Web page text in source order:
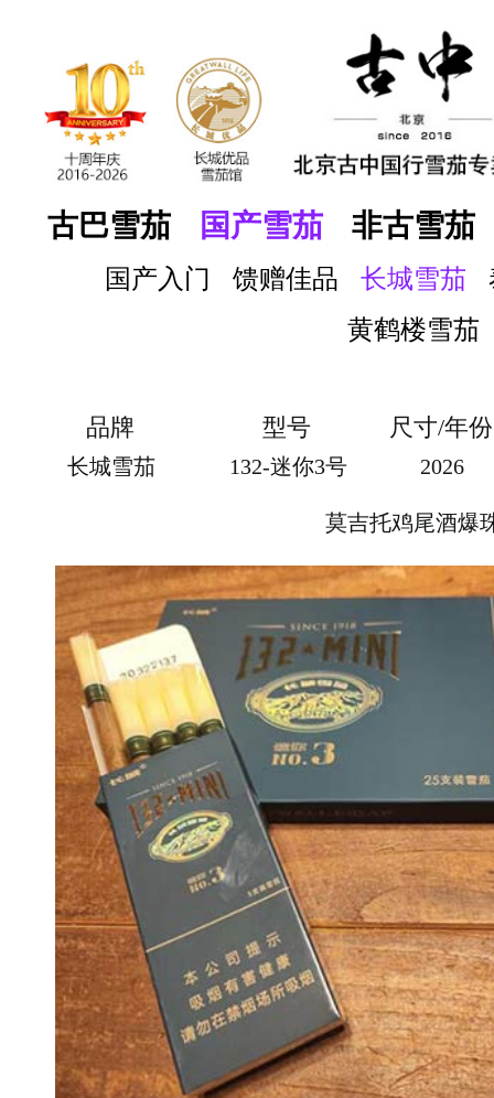
古巴雪茄 国产雪茄 非古雪茄
国产入门 馈赠佳品 长城雪茄
黄鹤楼雪茄
品牌 型号 尺寸/年份
长城雪茄 132-迷你3号 2026
莫吉托鸡尾酒爆